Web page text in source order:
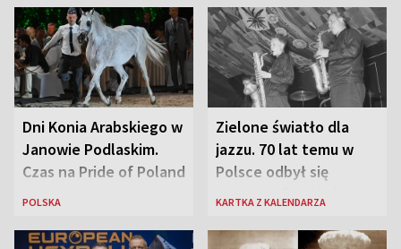
Dni Konia Arabskiego w
Janowie Podlaskim.
Czas na Pride of Poland
POLSKA
Zielone światło dla
jazzu. 70 lat temu w
Polsce odbył się
pierwszy festiwal
KARTKA Z KALENDARZA